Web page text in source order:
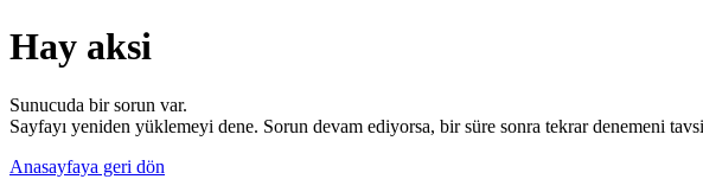
Hay aksi
Sunucuda bir sorun var.
Sayfayı yeniden yüklemeyi dene. Sorun devam ediyorsa, bir süre sonra tekrar denemeni
Anasayfaya geri dön